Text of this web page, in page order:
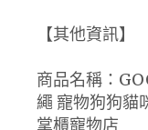
【其他資訊】
商品名稱：
繩 寵物狗狗貓
掌櫃寵物店